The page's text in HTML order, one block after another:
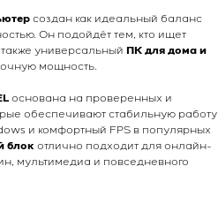
создан как идеальный баланс
Он подойдёт тем, кто ищет
также универсальный ПК для дома и
мощность.
основана на проверенных и
обеспечивают стабильную работу
и комфортный FPS в популярных
блок отлично подходит для онлайн-
мультимедиа и повседневного